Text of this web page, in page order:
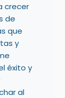
crecer
de
que
y
éxito y
al